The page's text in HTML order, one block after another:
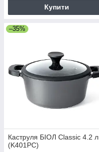
Купити
–35%
Каструля БІОЛ Classic 4.2 л
(K401PC)